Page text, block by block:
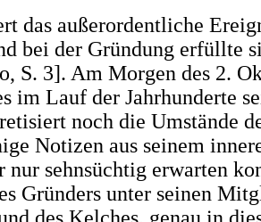
das außerordentliche
bei der Gründung erfüllte
S. 3]. Am Morgen des 2.
im Lauf der Jahrhunderte
noch die Umstände
Notizen aus seinem
nur sehnsüchtig erwarten
Gründers unter seinen